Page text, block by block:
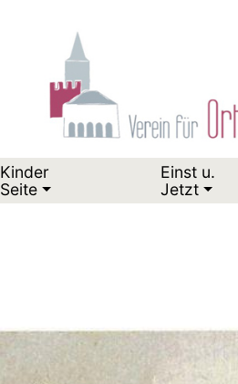
Kinder
Seite
Einst u.
Jetzt